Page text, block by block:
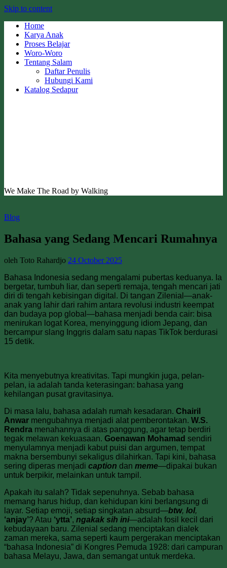
Skip to content
Home
Karya Anak
Proses Belajar
Woro-Woro
Tentang Salam
Daftar Penulis
Hubungi Kami
Katalog Sedapur
We Make The Road by Walking
Blog
Bahasa yang Sedang Mencari Rumahnya
oleh Toto Rahardjo 24 October 2025
Bahasa Indonesia sedang mengalami pubertas keduanya. Ia
bergetar, tumbuh liar, dan seperti remaja, tengah mencari jati
diri di tengah kebisingan digital. Di tangan Zilenial—anak-
anak yang lahir dari rahim antara revolusi industri keempat
dan budaya pop global—bahasa menjadi benda cair: bisa
menirukan logat Korea, menyinggung idiom Jepang, dan
bercampur slang Inggris dalam satu napas TikTok berdurasi
15 detik.
Kita menyebutnya kreativitas. Tapi mungkin juga, pelan-
pelan, ia adalah tanda keterasingan: bahasa yang
kehilangan pusat gravitasinya.
Di masa lalu, bahasa adalah rumah kesadaran. Chairil
Anwar mengubahnya menjadi alat pemberontakan. W.S.
Rendra menahannya di atas panggung, agar tetap berdiri
tegak melawan kekuasaan. Goenawan Mohamad sendiri
menyulamnya menjadi kabut puisi dan argumen, tempat
makna bersembunyi sekaligus dilahirkan. Tapi kini, bahasa
sering diperas menjadi caption dan meme—dipakai bukan
untuk berpikir, melainkan untuk tampil.
Apakah itu salah? Tidak sepenuhnya. Sebab bahasa
memang harus hidup, dan kehidupan kini berlangsung di
layar. Setiap emoji, setiap singkatan absurd—btw, lol,
‘anjay’? Atau ‘ytta’, ngakak sih ini—adalah fosil kecil dari
kebudayaan baru. Zilenial sedang menciptakan dialek
zaman mereka, sama seperti kaum pergerakan menciptakan
“bahasa Indonesia” di Kongres Pemuda 1928: dari campuran
bahasa Melayu, Jawa, dan semangat untuk merdeka.